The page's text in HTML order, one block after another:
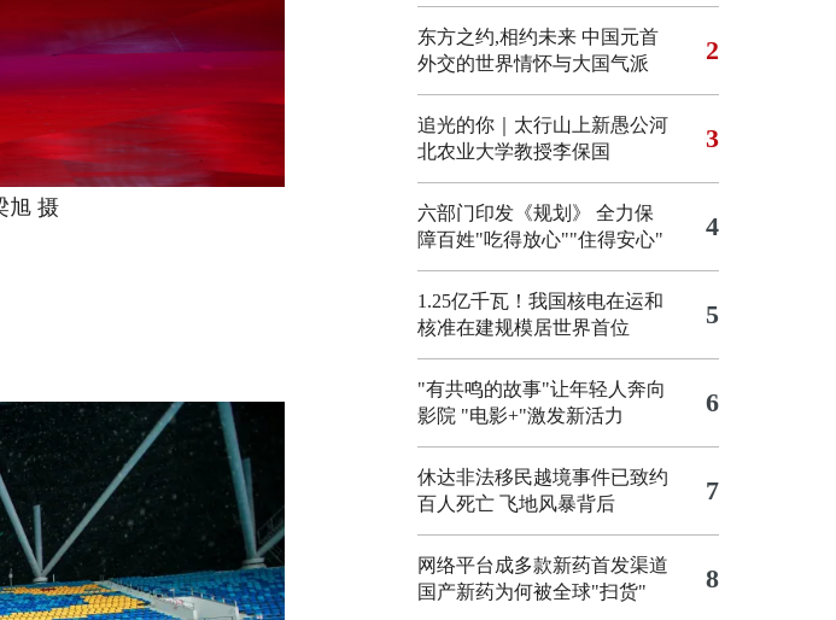
旭 摄
东方之约,相约未来 中国元首
外交的世界情怀与大国气派
2
追光的你｜太行山上新愚公河
北农业大学教授李保国
3
六部门印发《规划》 全力保
障百姓"吃得放心""住得安心"
4
1.25亿千瓦！我国核电在运和
核准在建规模居世界首位
5
"有共鸣的故事"让年轻人奔向
影院 "电影+"激发新活力 6
休达非法移民越境事件已致约
百人死亡 飞地风暴背后 7
网络平台成多款新药首发渠道
国产新药为何被全球"扫货"
8